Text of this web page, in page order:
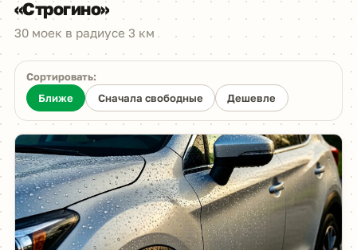
«Строгино»
30 моек в радиусе 3 км
Сортировать:
Ближе
Сначала свободные Дешевле